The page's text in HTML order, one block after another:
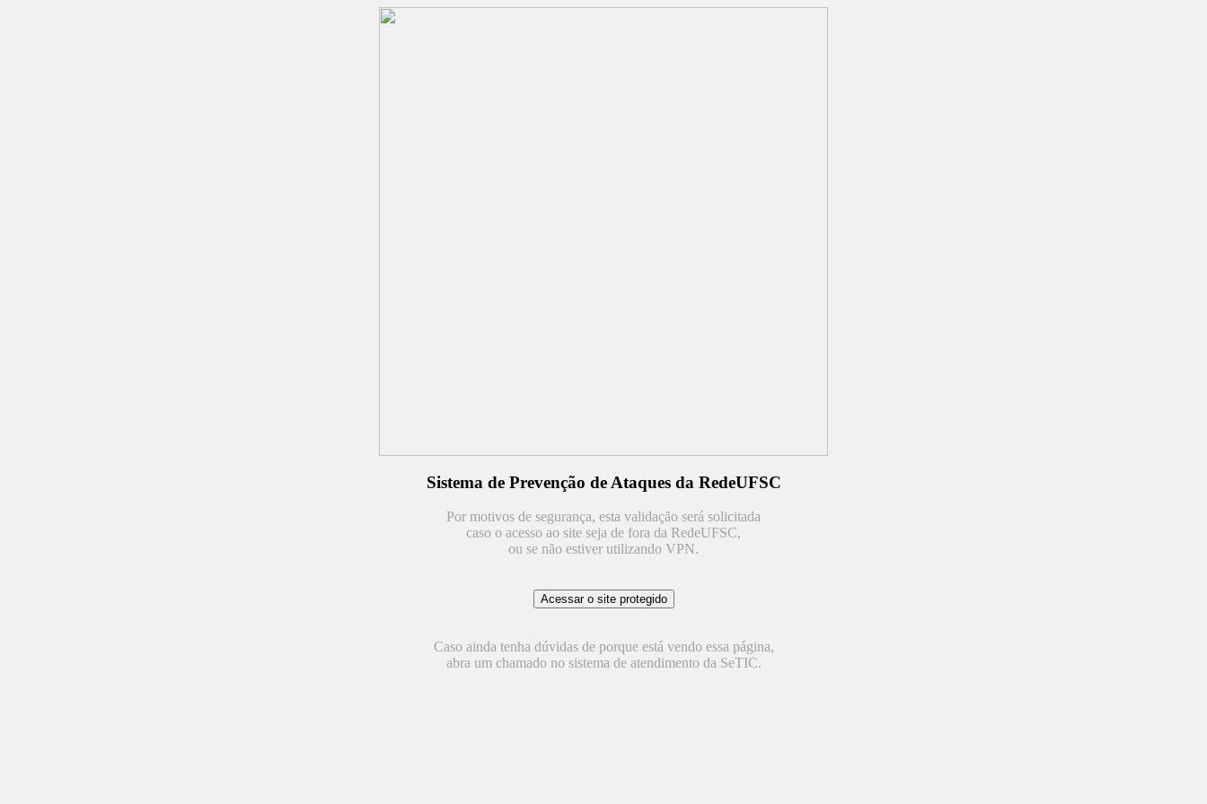
Sistema de Prevenção de Ataques da RedeUFSC
Por motivos de segurança, esta validação será solicitada
caso o acesso ao site seja de fora da RedeUFSC,
ou se não estiver utilizando VPN.
Caso ainda tenha dúvidas de porque está vendo essa página,
abra um chamado no sistema de atendimento da SeTIC.